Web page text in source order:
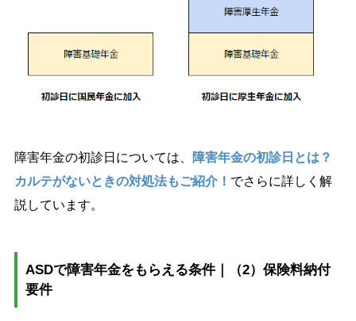
障害年金の初診日については、
障害年金の初診日とは？
カルテがないときの対処法もご紹介！ でさらに詳しく解
説しています。
ASDで障害年金をもらえる条件｜（2）保険料納付
要件